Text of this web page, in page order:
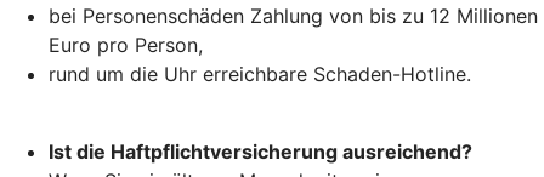
bei Personenschäden Zahlung von bis zu 12 Millionen
Euro pro Person,
rund um die Uhr erreichbare Schaden-Hotline.
Ist die Haftpflichtversicherung ausreichend?